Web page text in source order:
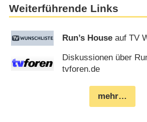
Weiterführende Links
Run’s House auf TV
Diskussionen über
tvforen.de
mehr…